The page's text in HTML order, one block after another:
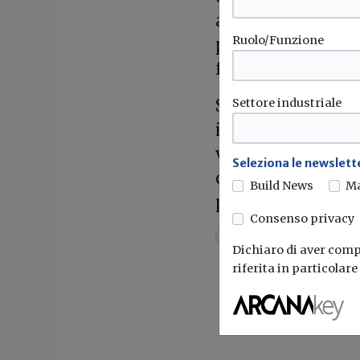
agli utenti di
personalizzare
famiglia.
Sempre
invia notifiche
vasta gamma di
contatto con
problematiche.
Ruolo/Funzione
Settore industriale
Seleziona le
Build News
Consenso privacy
Dichiaro di aver
riferita in particolare